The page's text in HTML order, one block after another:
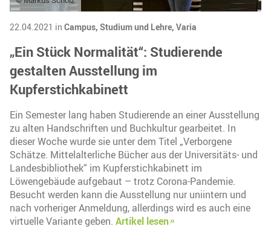
22.04.2021 in Campus, Studium und Lehre, Varia
„Ein Stück Normalität“: Studierende
gestalten Ausstellung im
Kupferstichkabinett
Ein Semester lang haben Studierende an einer Ausstellung
zu alten Handschriften und Buchkultur gearbeitet. In
dieser Woche wurde sie unter dem Titel „Verborgene
Schätze. Mittelalterliche Bücher aus der Universitäts- und
Landesbibliothek“ im Kupferstichkabinett im
Löwengebäude aufgebaut – trotz Corona-Pandemie.
Besucht werden kann die Ausstellung nur uniintern und
nach vorheriger Anmeldung, allerdings wird es auch eine
virtuelle Variante geben. Artikel lesen